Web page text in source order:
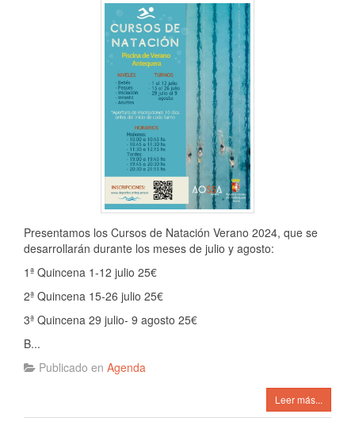
Presentamos los Cursos de Natación Verano 2024, que se
desarrollarán durante los meses de julio y agosto:
1ª Quincena 1-12 julio 25€
2ª Quincena 15-26 julio 25€
3ª Quincena 29 julio- 9 agosto 25€
B...
Publicado en Agenda
Leer más...